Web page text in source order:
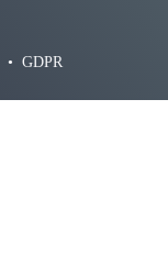
• GDPR